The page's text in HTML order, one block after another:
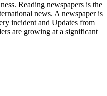
Reading newspapers is the
news. A newspaper is
incident and Updates from
are growing at a significant